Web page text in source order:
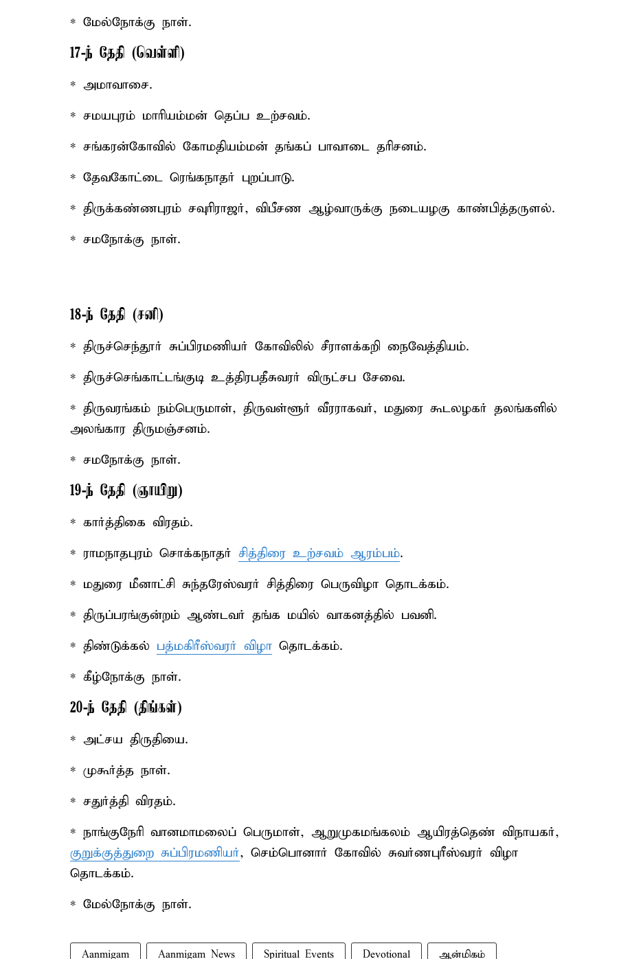
* மேல்நோக்கு நாள்.
17-ந் தேதி (வெள்ளி)
* அமாவாசை.
* சமயபுரம் மாரியம்மன் தெப்ப உற்சவம்.
* சங்கரன்கோவில் கோமதியம்மன் தங்கப் பாவாடை தரிசனம்.
* தேவகோட்டை ரெங்கநாதர் புறப்பாடு.
* திருக்கண்ணபுரம் சவுரிராஜர், விபீசண ஆழ்வாருக்கு நடையழகு காண்பித்தருளல்.
* சமநோக்கு நாள்.
18-ந் தேதி (சனி)
* திருச்செந்தூர் சுப்பிரமணியர் கோவிலில் சீராளக்கறி நைவேத்தியம்.
* திருச்செங்காட்டங்குடி உத்திரபதீசுவரர் விருட்சப சேவை.
* திருவரங்கம் நம்பெருமாள், திருவள்ளூர் வீரராகவர், மதுரை கூடலழகர் தலங்களில்
அலங்கார திருமஞ்சனம்.
* சமநோக்கு நாள்.
19-ந் தேதி (ஞாயிறு)
* கார்த்திகை விரதம்.
* ராமநாதபுரம் சொக்கநாதர் சித்திரை உற்சவம் ஆரம்பம்.
* மதுரை மீனாட்சி சுந்தரேஸ்வரர் சித்திரை பெருவிழா தொடக்கம்.
* திருப்பரங்குன்றம் ஆண்டவர் தங்க மயில் வாகனத்தில் பவனி.
* திண்டுக்கல் பத்மகிரீஸ்வரர் விழா தொடக்கம்.
* கீழ்நோக்கு நாள்.
20-ந் தேதி (திங்கள்)
* அட்சய திருதியை.
* முகூர்த்த நாள்.
* சதுர்த்தி விரதம்.
* நாங்குநேரி வானமாமலைப் பெருமாள், ஆறுமுகமங்கலம் ஆயிரத்தெண் விநாயகர்,
குறுக்குத்துறை சுப்பிரமணியர், செம்பொனார் கோவில் சுவர்ணபுரீஸ்வரர் விழா
தொடக்கம்.
* மேல்நோக்கு நாள்.
Aanmigam Aanmigam News Spiritual Events Devotional ஆன்மிகம்